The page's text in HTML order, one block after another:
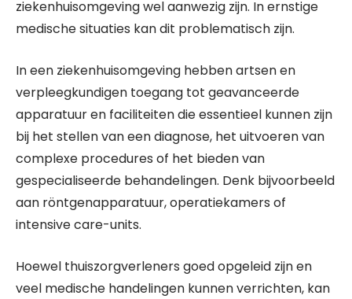
ziekenhuisomgeving wel aanwezig zijn. In ernstige
medische situaties kan dit problematisch zijn.
In een ziekenhuisomgeving hebben artsen en
verpleegkundigen toegang tot geavanceerde
apparatuur en faciliteiten die essentieel kunnen zijn
bij het stellen van een diagnose, het uitvoeren van
complexe procedures of het bieden van
gespecialiseerde behandelingen. Denk bijvoorbeeld
aan röntgenapparatuur, operatiekamers of
intensive care-units.
Hoewel thuiszorgverleners goed opgeleid zijn en
veel medische handelingen kunnen verrichten, kan